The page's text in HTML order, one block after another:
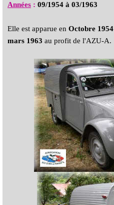
Années : 09/1954 à 03/1963
Elle est apparue en Octobre 1954
mars 1963 au profit de l'AZU-A.